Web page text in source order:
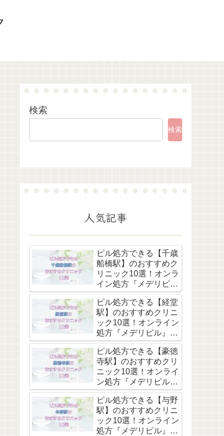
検索
検索
人気記事
ピル処方できる【千歳
船橋駅】のおすすめク
リニック10選！オンラ
イン処方『メデリピ
ル』も解説
ピル処方できる【経堂
駅】のおすすめクリニ
ック10選！オンライン
処方『メデリピル』も
解説
ピル処方できる【豪徳
寺駅】のおすすめクリ
ニック10選！オンライ
ン処方『メデリピル』
も解説
ピル処方できる【与野
駅】のおすすめクリニ
ック10選！オンライン
処方『メデリピル』も